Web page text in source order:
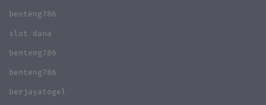
benteng786
slot dana
benteng786
benteng786
berjayatogel